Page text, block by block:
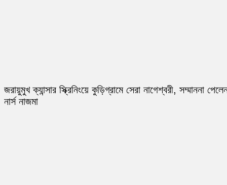
জরায়ুমুখ ক্যান্সার স্ক্রিনিংয়ে কুড়িগ্রামে সেরা নাগেশ্বরী, সম্মাননা
নার্স নাজমা